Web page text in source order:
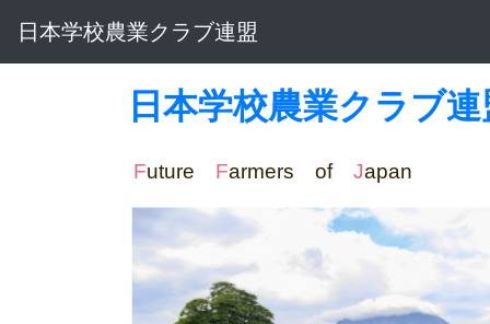
日本学校農業クラブ連盟
日本学校農業クラブ連
Future Farmers of J